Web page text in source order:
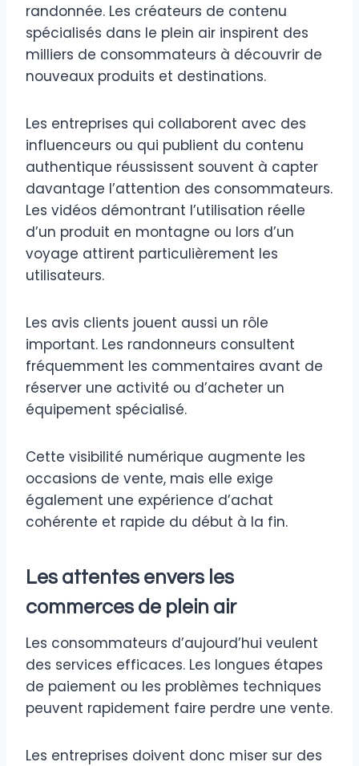
randonnée. Les créateurs de contenu
spécialisés dans le plein air inspirent des
milliers de consommateurs à découvrir de
nouveaux produits et destinations.
Les entreprises qui collaborent avec des
influenceurs ou qui publient du contenu
authentique réussissent souvent à capter
davantage l’attention des consommateurs.
Les vidéos démontrant l’utilisation réelle
d’un produit en montagne ou lors d’un
voyage attirent particulièrement les
utilisateurs.
Les avis clients jouent aussi un rôle
important. Les randonneurs consultent
fréquemment les commentaires avant de
réserver une activité ou d’acheter un
équipement spécialisé.
Cette visibilité numérique augmente les
occasions de vente, mais elle exige
également une expérience d’achat
cohérente et rapide du début à la fin.
Les attentes envers les
commerces de plein air
Les consommateurs d’aujourd’hui veulent
des services efficaces. Les longues étapes
de paiement ou les problèmes techniques
peuvent rapidement faire perdre une vente.
Les entreprises doivent donc miser sur des